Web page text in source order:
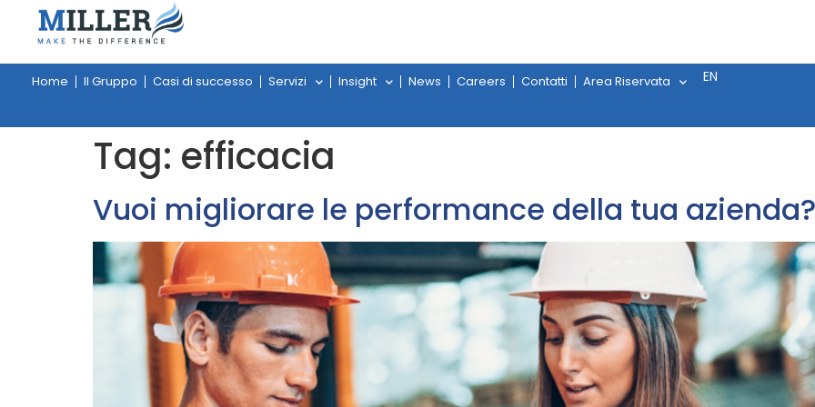
Home Il Gruppo Casi di successo Servizi Insight News Careers Contatti Area Riservata EN
Tag: efficacia
Vuoi migliorare le performance della tua azienda?